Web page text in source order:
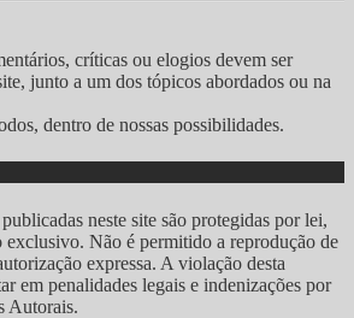
críticas ou elogios devem ser
junto a um dos tópicos abordados ou na
dentro de nossas possibilidades.
neste site são protegidas por lei,
exclusivo. Não é permitido a reprodução de
expressa. A violação desta
em penalidades legais e indenizações por
Autorais.